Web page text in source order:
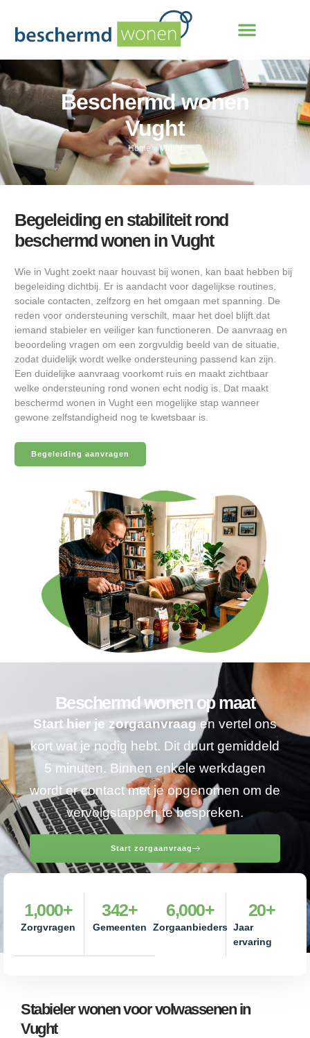
Beschermd wonen
Vught
Home »Vught
Begeleiding en stabiliteit rond
beschermd wonen in Vught
Wie in Vught zoekt naar houvast bij wonen, kan baat hebben bij
begeleiding dichtbij. Er is aandacht voor dagelijkse routines,
sociale contacten, zelfzorg en het omgaan met spanning. De
reden voor ondersteuning verschilt, maar het doel blijft dat
iemand stabieler en veiliger kan functioneren. De aanvraag en
beoordeling vragen om een zorgvuldig beeld van de situatie,
zodat duidelijk wordt welke ondersteuning passend kan zijn.
Een duidelijke aanvraag voorkomt ruis en maakt zichtbaar
welke ondersteuning rond wonen echt nodig is. Dat maakt
beschermd wonen in Vught een mogelijke stap wanneer
gewone zelfstandigheid nog te kwetsbaar is.
Begeleiding aanvragen
Beschermd wonen op maat
Start hier je zorgaanvraagen vertel ons
kort wat je nodig hebt. Dit duurt gemiddeld
5 minuten. Binnen enkele werkdagen
wordt er contact met je opgenomen om de
vervolgstappen te bespreken.
Start zorgaanvraag
Zorgvragen
1,000+
Gemeenten
342+
Zorgaanbieders
6,000+
Jaar
ervaring
20+
Stabieler wonen voor volwassenen in
Vught